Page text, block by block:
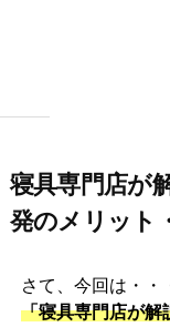
寝具専門店が
発のメリット
さて、今回は・・
「寝具専門店が解